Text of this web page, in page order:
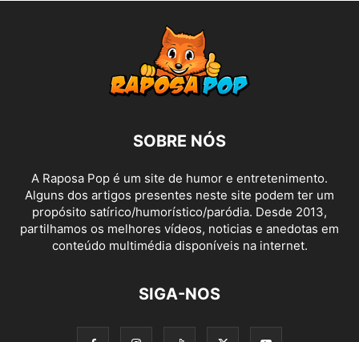
SOBRE NÓS
A Raposa Pop é um site de humor e entretenimento.
Alguns dos artigos presentes neste site podem ter um
propósito satírico/humorístico/paródia. Desde 2013,
partilhamos os melhores vídeos, noticias e anedotas em
conteúdo multimédia disponíveis na internet.
SIGA-NOS